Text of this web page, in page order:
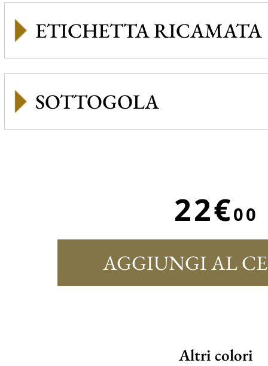
ETICHETTA RICAMATA
SOTTOGOLA
22€00
AGGIUNGI AL
Altri colori